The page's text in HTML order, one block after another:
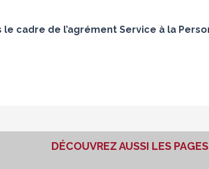
le cadre de l’agrément Service à la
DÉCOUVREZ AUSSI LES